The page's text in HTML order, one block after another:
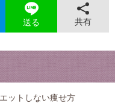
送る 共有
ットしない痩せ方